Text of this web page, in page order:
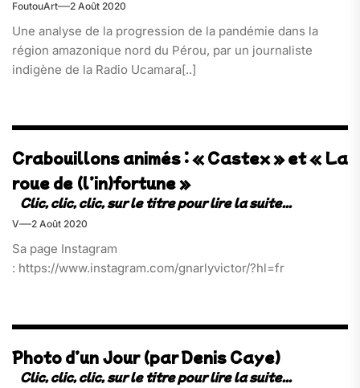
FoutouArt 2 Août 2020
Une analyse de la progression de la pandémie dans la
région amazonique nord du Pérou, par un journaliste
indigène de la Radio Ucamara[..]
Crabouillons animés : « Castex » et « La
roue de (l’in)fortune »
V 2 Août 2020
Sa page Instagram
: https://www.instagram.com/gnarlyvictor/?hl=fr
Photo d’un Jour (par Denis Caye)